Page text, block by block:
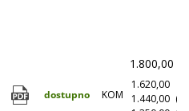
dostupno KOM
1.800,00
1.620,00
1.440,00